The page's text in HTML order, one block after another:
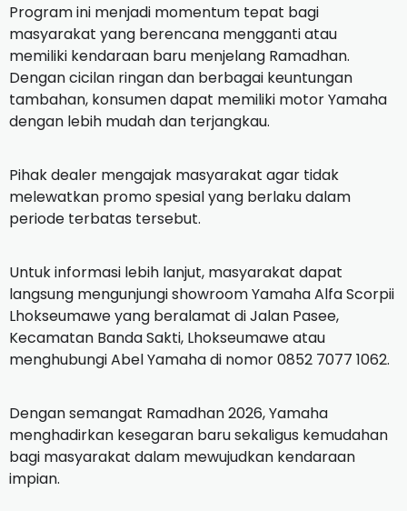
Program ini menjadi momentum tepat bagi
masyarakat yang berencana mengganti atau
memiliki kendaraan baru menjelang Ramadhan.
Dengan cicilan ringan dan berbagai keuntungan
tambahan, konsumen dapat memiliki motor Yamaha
dengan lebih mudah dan terjangkau.
Pihak dealer mengajak masyarakat agar tidak
melewatkan promo spesial yang berlaku dalam
periode terbatas tersebut.
Untuk informasi lebih lanjut, masyarakat dapat
langsung mengunjungi showroom Yamaha Alfa Scorpii
Lhokseumawe yang beralamat di Jalan Pasee,
Kecamatan Banda Sakti, Lhokseumawe atau
menghubungi Abel Yamaha di nomor 0852 7077 1062.
Dengan semangat Ramadhan 2026, Yamaha
menghadirkan kesegaran baru sekaligus kemudahan
bagi masyarakat dalam mewujudkan kendaraan
impian.